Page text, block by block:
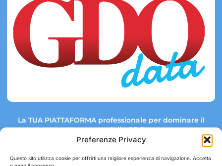
Preferenze Privacy
Questo sito utilizza cookie per offrirti una migliore esperienza di navigazione. Accetta
La TUA PIATTAFORMA professionale per dominare il
mercato della GDO.